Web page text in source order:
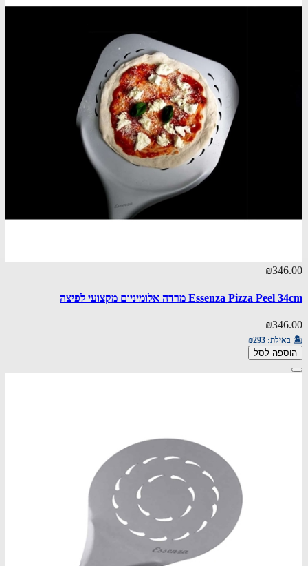
₪346.00
Essenza Pizza Peel 34cm מרדה אלומיניום מקצועי לפיצה
₪346.00
🏝️ באילת: ₪293
הוספה לסל